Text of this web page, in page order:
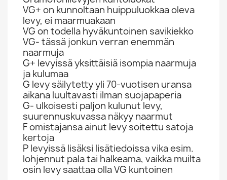
VG+ on kunnoltaan huippuluokkaa oleva
levy, ei maarmuakaan
VG on todella hyväkuntoinen savikiekko
VG- tässä jonkun verran enemmän
naarmuja
G+ levyissä yksittäisiä isompia naarmuja
ja kulumaa
G levy säilytetty yli 70-vuotisen uransa
aikana luultavasti ilman suojapaperia
G- ulkoisesti paljon kulunut levy,
suurennuskuvassa näkyy naarmut
F omistajansa ainut levy soitettu satoja
kertoja
P levyissä lisäksi lisätiedoissa vika esim.
lohjennut pala tai halkeama, vaikka muilta
osin levy saattaa olla VG kuntoinen